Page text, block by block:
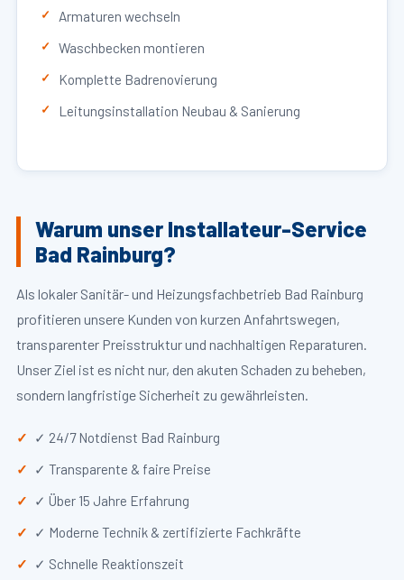
Armaturen wechseln
Waschbecken montieren
Komplette Badrenovierung
Leitungsinstallation Neubau & Sanierung
Warum unser Installateur-Service
Bad Rainburg?
Als lokaler Sanitär- und Heizungsfachbetrieb Bad Rainburg
profitieren unsere Kunden von kurzen Anfahrtswegen,
transparenter Preisstruktur und nachhaltigen Reparaturen.
Unser Ziel ist es nicht nur, den akuten Schaden zu beheben,
sondern langfristige Sicherheit zu gewährleisten.
✓ 24/7 Notdienst Bad Rainburg
✓ Transparente & faire Preise
✓ Über 15 Jahre Erfahrung
✓ Moderne Technik & zertifizierte Fachkräfte
✓ Schnelle Reaktionszeit